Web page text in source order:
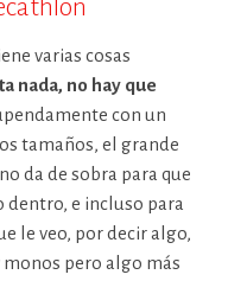
varias cosas
nada, no hay que
con un
tamaños, el grande
da de sobra para que
dentro, e incluso para
le veo, por decir algo,
pero algo más